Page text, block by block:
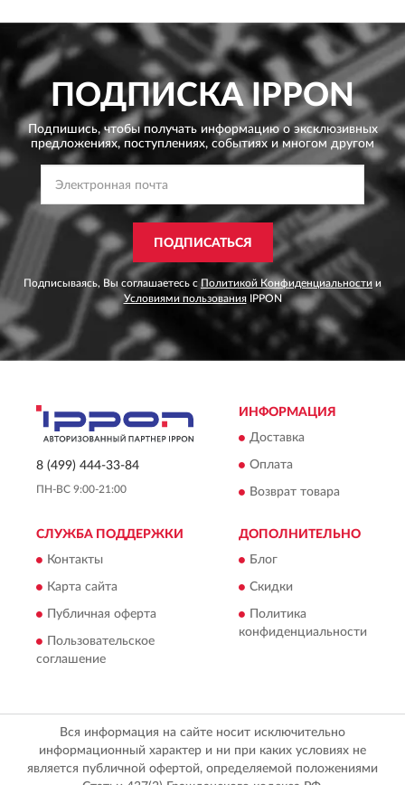
ПОДПИСКАIPPON
Подпишись, чтобы получать информацию о эксклюзивных
предложениях,поступлениях, событиях и многом другом
ПОДПИСАТЬСЯ
Подписываясь, Вы соглашаетесь с Политикой Конфиденциальности и
Условиями пользованияIPPON
8 (499) 444-33-84
ПН-ВС 9:00-21:00
ИНФОРМАЦИЯ
Доставка
Оплата
Возврат товара
СЛУЖБА ПОДДЕРЖКИ
Контакты
Карта сайта
Публичная оферта
Пользовательское
соглашение
ДОПОЛНИТЕЛЬНО
Блог
Скидки
Политика
конфиденциальности
Вся информация на сайте носит исключительно
информационный характер и ни при каких условиях не
является публичной офертой, определяемой положениями